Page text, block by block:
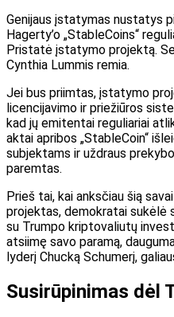
Genijaus įstatymas nustatys
Hagerty’o „StableCoins“
Pristatė įstatymo projektą.
Cynthia Lummis remia.
Jei bus priimtas, įstatymo
licencijavimo ir priežiūros
kad jų emitentai reguliariai
aktai apribos „StableCoin“
subjektams ir uždraus
paremtas.
Prieš tai, kai anksčiau šią
projektas, demokratai sukėlė
su Trumpo kriptovaliutų
atsiimę savo paramą,
lyderį Chucką Schumerį,
Susirūpinimas dėl